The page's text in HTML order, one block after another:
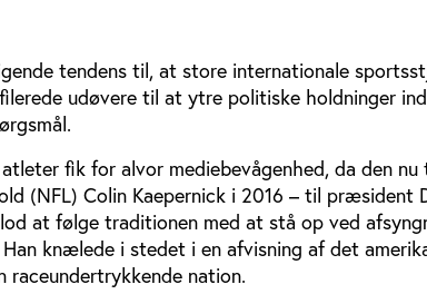
tendens til, at store internationale
udøvere til at ytre politiske holdninger
fik for alvor mediebevågenhed, da den nu
(NFL) Colin Kaepernick i 2016 – til præsident
at følge traditionen med at stå op ved
knælede i stedet i en afvisning af det
raceundertrykkende nation.